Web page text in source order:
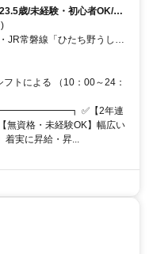
歳/未経験・初心者OK/他
トによる （10：00～24：
✅️【2年連
無資格・未経験OK】幅広い
着実に昇給・昇...